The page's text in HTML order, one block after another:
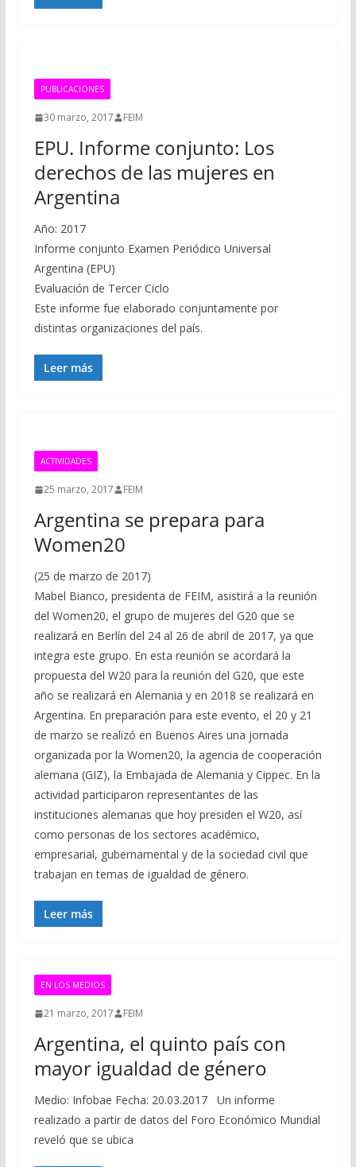
PUBLICACIONES
30 marzo, 2017 FEIM
EPU. Informe conjunto: Los
derechos de las mujeres en
Argentina
Año: 2017
Informe conjunto Examen Periódico Universal
Argentina (EPU)
Evaluación de Tercer Ciclo
Este informe fue elaborado conjuntamente por
distintas organizaciones del país.
Leer más
ACTIVIDADES
25 marzo, 2017 FEIM
Argentina se prepara para
Women20
(25 de marzo de 2017)
Mabel Bianco, presidenta de FEIM, asistirá a la reunión
del Women20, el grupo de mujeres del G20 que se
realizará en Berlín del 24 al 26 de abril de 2017, ya que
integra este grupo. En esta reunión se acordará la
propuesta del W20 para la reunión del G20, que este
año se realizará en Alemania y en 2018 se realizará en
Argentina. En preparación para este evento, el 20 y 21
de marzo se realizó en Buenos Aires una jornada
organizada por la Women20, la agencia de cooperación
alemana (GIZ), la Embajada de Alemania y Cippec. En la
actividad participaron representantes de las
instituciones alemanas que hoy presiden el W20, así
como personas de los sectores académico,
empresarial, gubernamental y de la sociedad civil que
trabajan en temas de igualdad de género.
Leer más
EN LOS MEDIOS
21 marzo, 2017 FEIM
Argentina, el quinto país con
mayor igualdad de género
Medio: Infobae Fecha: 20.03.2017 Un informe
realizado a partir de datos del Foro Económico Mundial
reveló que se ubica